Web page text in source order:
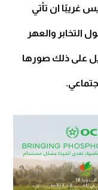
غريبًا ان تأتي
التخابر والعهر
على ذلك صورها